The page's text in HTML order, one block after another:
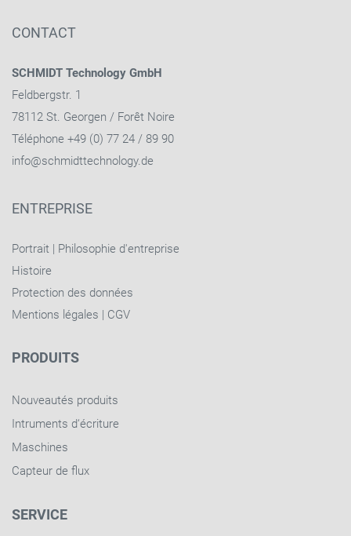
CONTACT
SCHMIDT Technology GmbH
Feldbergstr. 1
78112 St. Georgen / Forêt Noire
Téléphone +49 (0) 77 24 / 89 90
info@schmidttechnology.de
ENTREPRISE
Portrait | Philosophie d'entreprise
Histoire
Protection des données
Mentions légales | CGV
PRODUITS
Nouveautés produits
Intruments d‘écriture
Maschines
Capteur de flux
SERVICE